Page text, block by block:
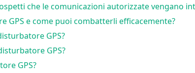
che le comunicazioni autorizzate vengano
GPS e come puoi combatterli efficacemente?
GPS?
GPS?
GPS?